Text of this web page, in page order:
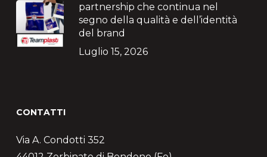
partnership che continua nel
segno della qualità e dell’identità
del brand
Luglio 15, 2026
CONTATTI
Via A. Condotti 352